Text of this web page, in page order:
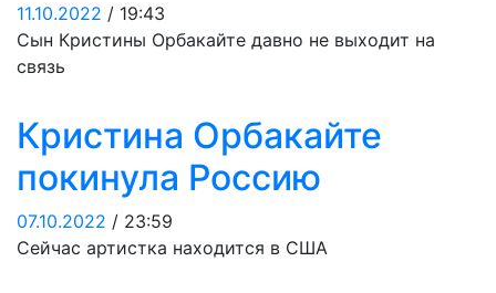
11.10.2022 / 19:43
Сын Кристины Орбакайте давно не выходит на
связь
Кристина Орбакайте
покинула Россию
07.10.2022 / 23:59
Сейчас артистка находится в США